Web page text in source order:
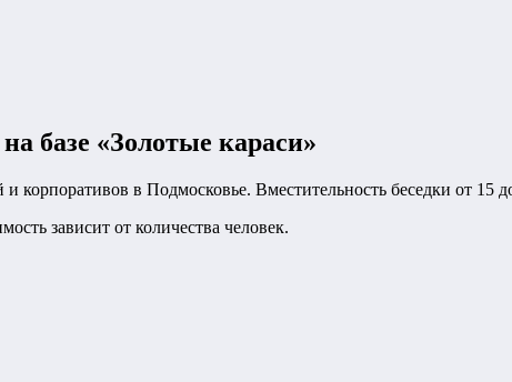
базе «Золотые караси»
корпоративов в Подмосковье. Вместительность беседки от 15
зависит от количества человек.